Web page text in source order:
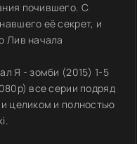
почившего. С
её секрет, и
Лив начала
Я - зомби (2015) 1-5
все серии подряд
целиком и полностью